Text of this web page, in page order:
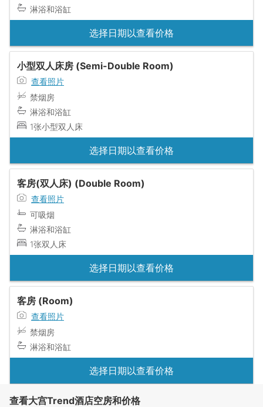
淋浴和浴缸
选择日期以查看价格
小型双人床房 (Semi-Double Room)
查看照片
禁烟房
淋浴和浴缸
1张小型双人床
选择日期以查看价格
客房(双人床) (Double Room)
查看照片
可吸烟
淋浴和浴缸
1张双人床
选择日期以查看价格
客房 (Room)
查看照片
禁烟房
淋浴和浴缸
选择日期以查看价格
查看大宫Trend酒店空房和价格